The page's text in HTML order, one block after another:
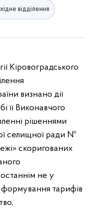
відділення
Кіровоградського
визнано дії
її Виконавчого
рішеннями
селищної ради №
скоригованих
не у
формування тарифів